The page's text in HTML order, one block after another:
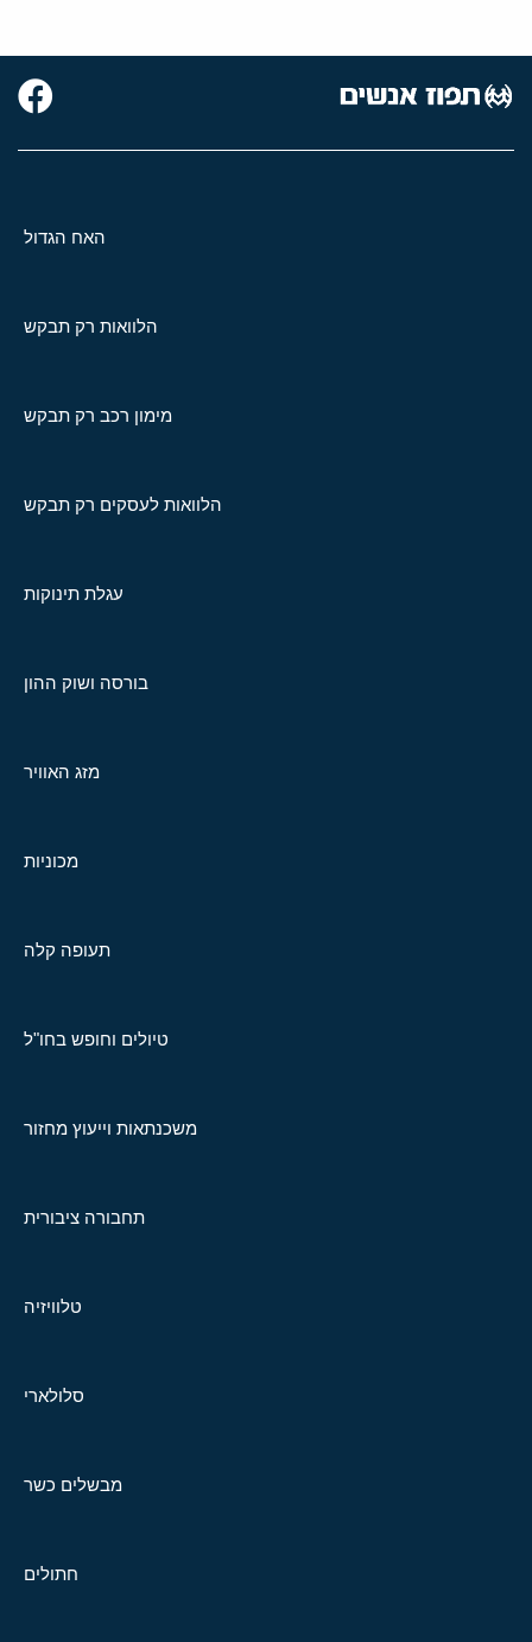
האח הגדול
הלוואות רק תבקש
מימון רכב רק תבקש
הלוואות לעסקים רק תבקש
עגלת תינוקות
בורסה ושוק ההון
מזג האוויר
מכוניות
תעופה קלה
טיולים וחופש בחו"ל
משכנתאות וייעוץ מחזור
תחבורה ציבורית
טלוויזיה
סלולארי
מבשלים כשר
חתולים